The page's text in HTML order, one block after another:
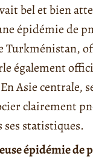
bel et bien
épidémie de
Turkménistan,
également
Asie centrale,
clairement
ses statistiques.
épidémie de